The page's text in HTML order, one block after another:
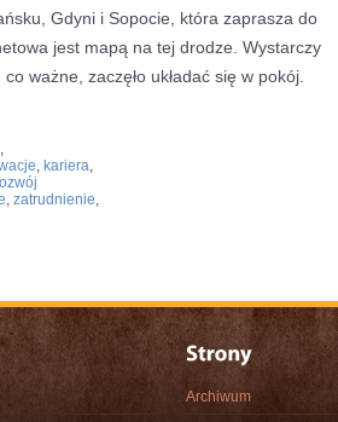
Gdyni i Sopocie, która zaprasza do
jest mapą na tej drodze. Wystarczy
ważne, zaczęło układać się w pokój.
,
, kariera,
, zatrudnienie,
Archiwum